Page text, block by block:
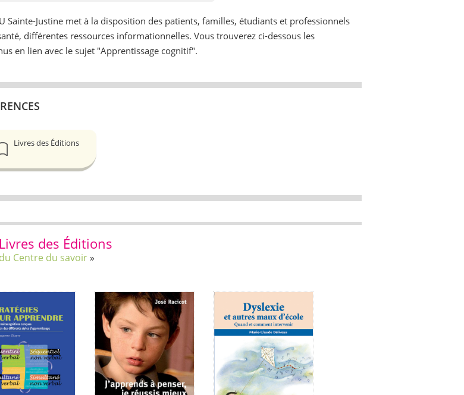
Sainte-Justine met à la disposition des patients, familles, étudiants et professionnels
différentes ressources informationnelles. Vous trouverez ci-dessous les
en lien avec le sujet "Apprentissage cognitif".
Livres des Éditions
Livres des Éditions
du Centre du savoir